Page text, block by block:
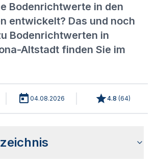
Bodenrichtwerte in den
entwickelt? Das und noch
Bodenrichtwerten in
Altstadt finden Sie im
04.08.2026 4.8 (64)